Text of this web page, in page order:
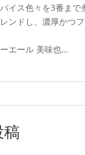
イス色々を3番まで
ンドし、濃厚かつ
エール 美味也…